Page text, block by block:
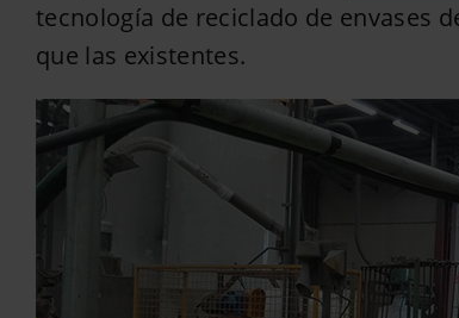
tecnología de reciclado de envases
que las existentes.